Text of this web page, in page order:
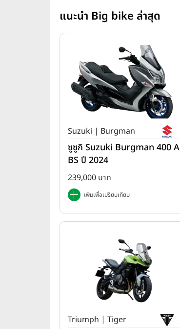
แนะนำ Big bike ล่าสุด
Suzuki | Burgman
ซูซูกิ Suzuki Burgman 400 A
BS ปี 2024
239,000 บาท
เพิ่มเพื่อเปรียบเทียบ
Triumph | Tiger